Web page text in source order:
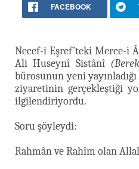
FACEBOOK
Necef-i Eşref’teki Merce-i
Ali Huseynî Sistânî
bürosunun yeni
ziyaretinin gerçekleştiği
ilgilendiriyordu.
Soru şöyleydi:
Rahmân ve Rahîm olan